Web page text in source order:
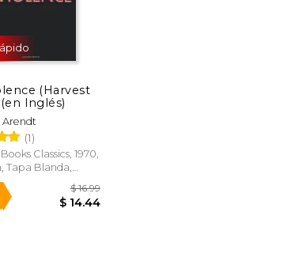
(Harvest
Inglés)
Arendt
(1)
Classics, 1970,
Tapa Blanda,